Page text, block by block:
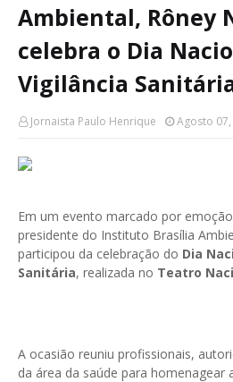
Ambiental, Rôney
celebra o Dia
Vigilância
Jornaista Paulo Henrique Agosto 07,
Em um evento marcado por
presidente do Instituto Brasília
participou da celebração do Dia
Sanitária, realizada no Teatro
A ocasião reuniu profissionais,
da área da saúde para homenagear